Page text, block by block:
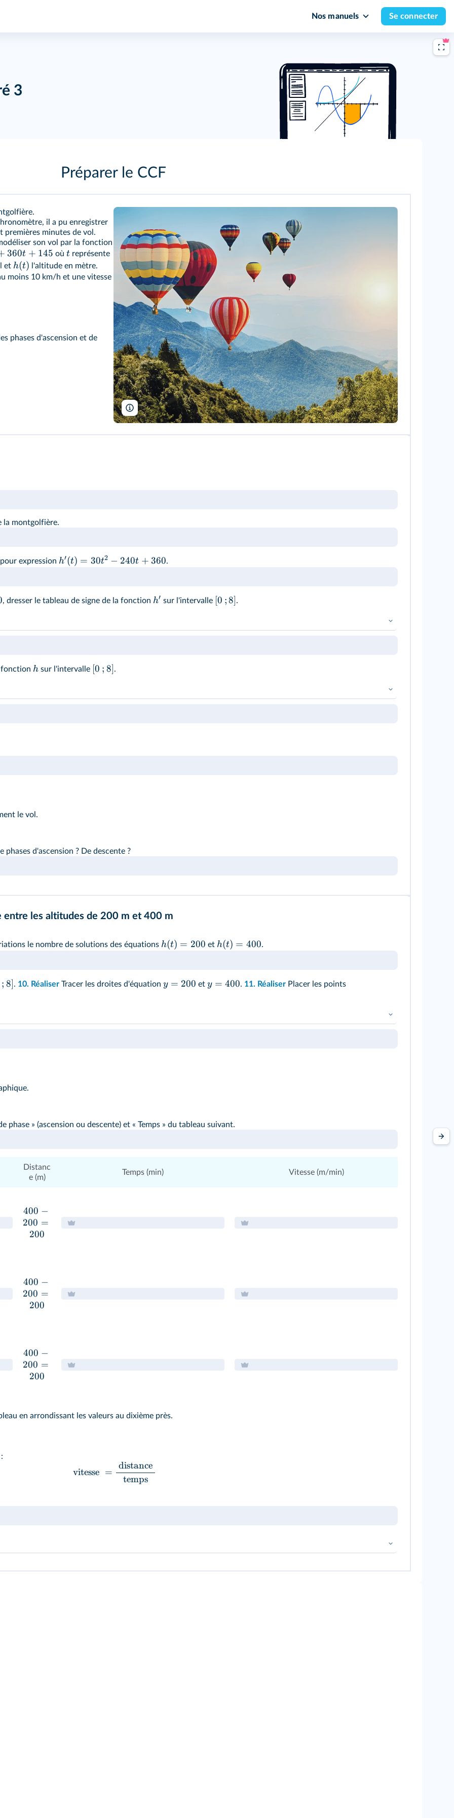
Nos manuels Se connecter
3
Préparer le CCF
il a pu enregistrer
minutes de vol.
son vol par la fonction
360t + 145 oùt représente
et h(t) l'altitude en mètre.
moins 10 km/h et une vitesse
phases d'ascension et de
AppleZoomZoom/Shutterstock
la montgolfière.
expression h′(t) = 30t2 − 240t + 360.
, dresser le tableau de signe de la fonction h′ sur l'intervalle [0 ;8].
fonction h sur l'intervalle [0 ; 8].
le vol.
d'ascension ? De descente ?
entre les altitudes de 200 m et 400 m
le nombre de solutions des équations h(t) = 200 et h(t) = 400.
; 8]. 10. Réaliser Tracer les droites d'équation y = 200 et y = 400. 11. Réaliser Placer les points
phase » (ascension ou descente) et « Temps » du tableau suivant.
Distanc
e (m)
Temps (min) Vitesse (m/min)
400 −
200 =
200
400 −
200 =
200
400 −
200 =
200
en arrondissant les valeurs au dixième près.
vitesse =
temps
distance